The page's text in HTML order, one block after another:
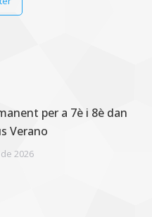
per a 7è i 8è dan
Verano
2026